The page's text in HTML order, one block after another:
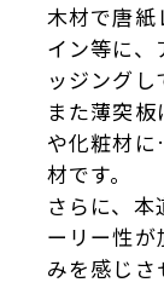
木材で唐紙
イン等に
ッジングし
また薄突
や化粧材
材です。
さらに、
ーリー性
みを感じさ